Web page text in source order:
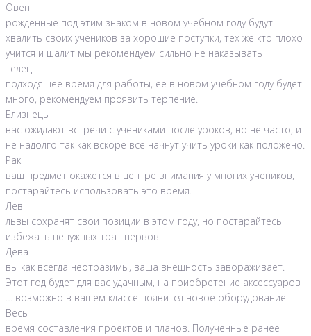
Овен
рожденные под этим знаком в новом учебном году будут
хвалить своих учеников за хорошие поступки, тех же кто плохо
учится и шалит мы рекомендуем сильно не наказывать
Телец
подходящее время для работы, ее в новом учебном году будет
много, рекомендуем проявить терпение.
Близнецы
вас ожидают встречи с учениками после уроков, но не часто, и
не надолго так как вскоре все начнут учить уроки как положено.
Рак
ваш предмет окажется в центре внимания у многих учеников,
постарайтесь использовать это время.
Лев
львы сохранят свои позиции в этом году, но постарайтесь
избежать ненужных трат нервов.
Дева
вы как всегда неотразимы, ваша внешность завораживает.
Этот год будет для вас удачным, на приобретение аксессуаров
… возможно в вашем классе появится новое оборудование.
Весы
время составления проектов и планов. Полученные ранее